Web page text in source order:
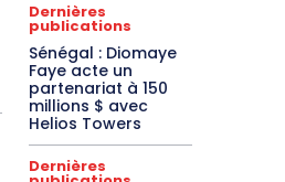
Dernières
publications
Sénégal : Diomaye
Faye acte un
partenariat à 150
millions $ avec
Helios Towers
Dernières